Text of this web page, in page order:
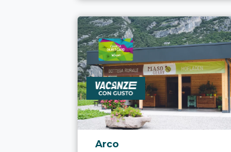
Località punto di interesse
Arco